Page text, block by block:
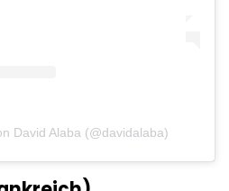
David Alaba (@davidalaba)